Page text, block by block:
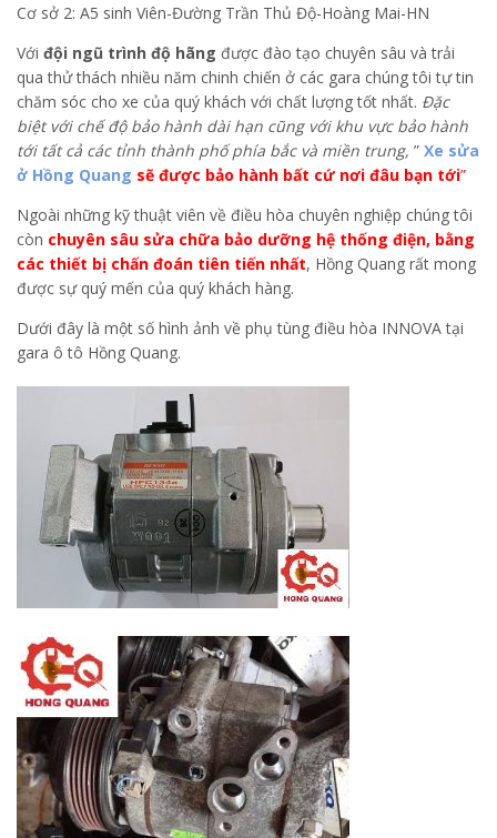
Cơ sở 2: A5 sinh Viên-Đường Trần Thủ Độ-Hoàng Mai-HN
Với đội ngũ trình độ hãng được đào tạo chuyên sâu và trải
qua thử thách nhiều năm chinh chiến ở các gara chúng tôi tự tin
chăm sóc cho xe của quý khách với chất lượng tốt nhất. Đặc
biệt với chế độ bảo hành dài hạn cũng với khu vực bảo hành
tới tất cả các tỉnh thành phố phía bắc và miền trung, ” Xe sửa
ở Hồng Quang sẽ được bảo hành bất cứ nơi đâu bạn tới”
Ngoài những kỹ thuật viên về điều hòa chuyên nghiệp chúng tôi
còn chuyên sâu sửa chữa bảo dưỡng hệ thống điện, bằng
các thiết bị chấn đoán tiên tiến nhất, Hồng Quang rất mong
được sự quý mến của quý khách hàng.
Dưới đây là một số hình ảnh về phụ tùng điều hòa INNOVA tại
gara ô tô Hồng Quang.